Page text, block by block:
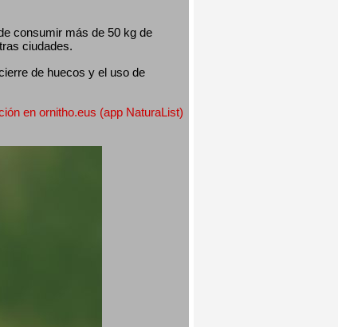
consumir más de 50 kg de
ciudades.
de huecos y el uso de
en ornitho.eus (app NaturaList)